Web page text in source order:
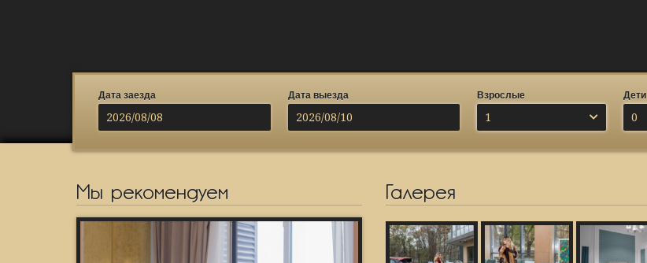
Дата заезда Дата выезда Взрослые
1
Дети
0
Мы рекомендуем Галерея